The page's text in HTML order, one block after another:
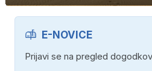
E-NOVICE
Prijavi se na pregled